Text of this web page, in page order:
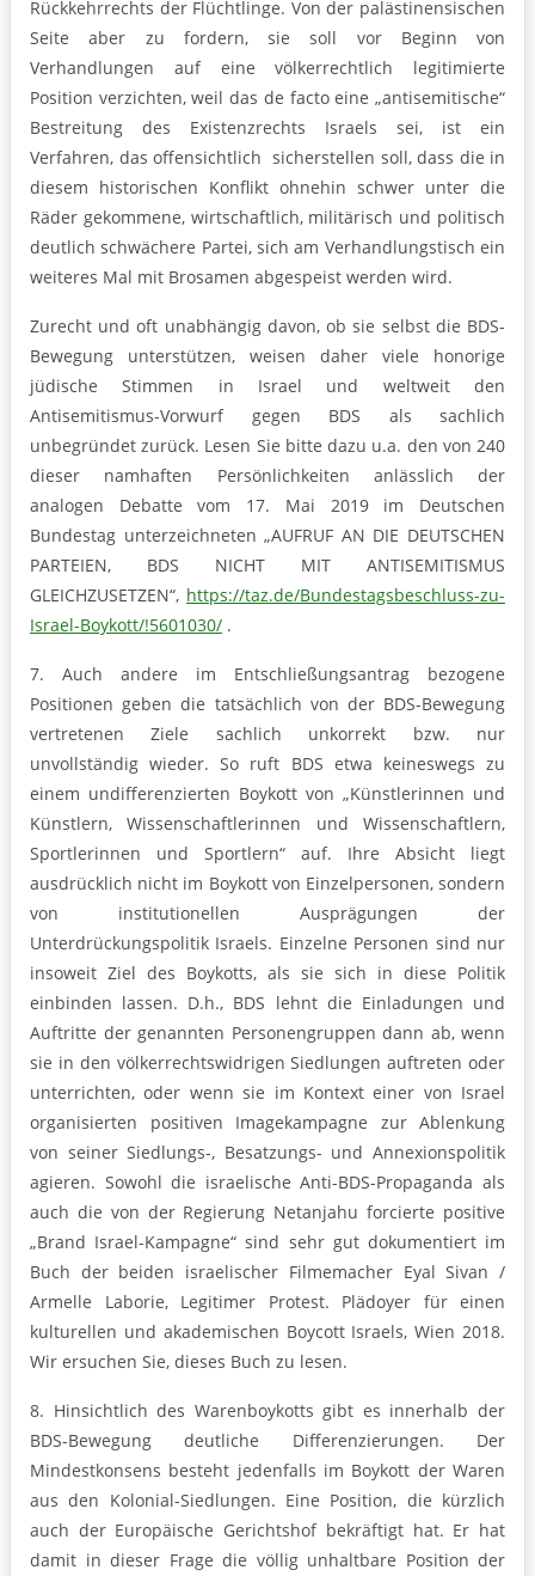
Rückkehrrechts der Flüchtlinge. Von der palästinensischen
Seite aber zu fordern, sie soll vor Beginn von
Verhandlungen auf eine völkerrechtlich legitimierte
Position verzichten, weil das de facto eine „antisemitische“
Bestreitung des Existenzrechts Israels sei, ist ein
Verfahren, das offensichtlich sicherstellen soll, dass die in
diesem historischen Konflikt ohnehin schwer unter die
Räder gekommene, wirtschaftlich, militärisch und politisch
deutlich schwächere Partei, sich am Verhandlungstisch ein
weiteres Mal mit Brosamen abgespeist werden wird.
Zurecht und oft unabhängig davon, ob sie selbst die BDS-
Bewegung unterstützen, weisen daher viele honorige
jüdische Stimmen in Israel und weltweit den
Antisemitismus-Vorwurf gegen BDS als sachlich
unbegründet zurück. Lesen Sie bitte dazu u.a. den von 240
dieser namhaften Persönlichkeiten anlässlich der
analogen Debatte vom 17. Mai 2019 im Deutschen
Bundestag unterzeichneten „AUFRUF AN DIE DEUTSCHEN
PARTEIEN, BDS NICHT MIT ANTISEMITISMUS
GLEICHZUSETZEN“, https://taz.de/Bundestagsbeschluss-zu-
Israel-Boykott/!5601030/ .
7. Auch andere im Entschließungsantrag bezogene
Positionen geben die tatsächlich von der BDS-Bewegung
vertretenen Ziele sachlich unkorrekt bzw. nur
unvollständig wieder. So ruft BDS etwa keineswegs zu
einem undifferenzierten Boykott von „Künstlerinnen und
Künstlern, Wissenschaftlerinnen und Wissenschaftlern,
Sportlerinnen und Sportlern“ auf. Ihre Absicht liegt
ausdrücklich nicht im Boykott von Einzelpersonen, sondern
von institutionellen Ausprägungen der
Unterdrückungspolitik Israels. Einzelne Personen sind nur
insoweit Ziel des Boykotts, als sie sich in diese Politik
einbinden lassen. D.h., BDS lehnt die Einladungen und
Auftritte der genannten Personengruppen dann ab, wenn
sie in den völkerrechtswidrigen Siedlungen auftreten oder
unterrichten, oder wenn sie im Kontext einer von Israel
organisierten positiven Imagekampagne zur Ablenkung
von seiner Siedlungs-, Besatzungs- und Annexionspolitik
agieren. Sowohl die israelische Anti-BDS-Propaganda als
auch die von der Regierung Netanjahu forcierte positive
„Brand Israel-Kampagne“ sind sehr gut dokumentiert im
Buch der beiden israelischer Filmemacher Eyal Sivan /
Armelle Laborie, Legitimer Protest. Plädoyer für einen
kulturellen und akademischen Boycott Israels, Wien 2018.
Wir ersuchen Sie, dieses Buch zu lesen.
8. Hinsichtlich des Warenboykotts gibt es innerhalb der
BDS-Bewegung deutliche Differen­zierungen. Der
Mindestkonsens besteht jedenfalls im Boykott der Waren
aus den Kolonial-Siedlungen. Eine Position, die kürzlich
auch der Europäische Gerichtshof bekräftigt hat. Er hat
damit in dieser Frage die völlig unhaltbare Position der